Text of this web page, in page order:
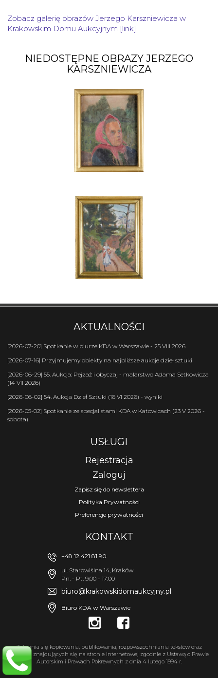
Zobacz galerię obrazów Jerzego Karszniewicza w
Krakowskim Domu Aukcyjnym [link].
NIEDOSTĘPNE OBRAZY JERZEGO
KARSZNIEWICZA
AKTUALNOŚCI
[2026-07-20] Spotkanie w biurze KDA w Warszawie - 25 VIII 2026
[2026-07-16] Przyjmujemy obiekty na najbliższe aukcje dzieł sztuki
[2026-06-29] 55. Aukcja: Pejzaż i obyczaj - malarstwo Adama Setkowicza
(14 VII 2026)
[2026-06-02] 54. Aukcja Dzieł Sztuki (16 VI 2026) - wyniki
[2026-05-02] Spotkanie ze specjalistami KDA w Katowicach (23 V 2026 -
sobota)
USŁUGI
Rejestracja
Zaloguj
Zapisz się do newslettera
Polityka Prywatności
Preferencje prywatności
KONTAKT
+48 12 421 81 90
ul. Starowiślna 14, Kraków
Pn. - Pt. 9:00 - 17:00
biuro@krakowskidomaukcyjny.pl
Biuro KDA w Warszawie
Zabrania się kopiowania, publikowania, rozpowszechniania tekstów oraz
fotografii znajdujących się na stronie internetowej zgodnie z Ustawą o Prawie
Autorskim i Prawach Pokrewnych z dnia 4 lutego 1994 r.